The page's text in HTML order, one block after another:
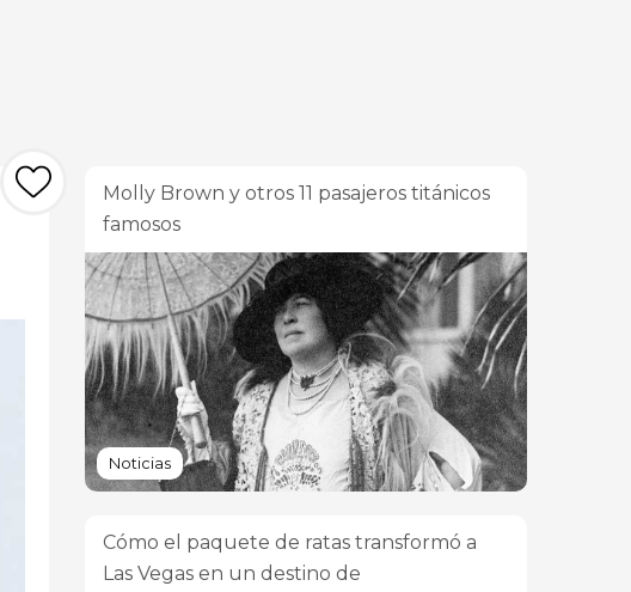
Molly Brown y otros 11 pasajeros titánicos
famosos
Noticias
Cómo el paquete de ratas transformó a
Las Vegas en un destino de